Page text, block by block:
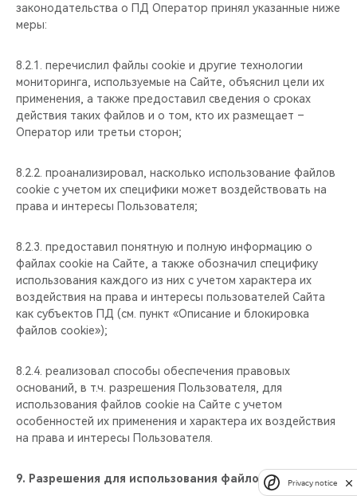
законодательства о ПД Оператор принял указанные ниже
меры:
8.2.1. перечислил файлы cookie и другие технологии
мониторинга, используемые на Сайте, объяснил цели их
применения, а также предоставил сведения о сроках
действия таких файлов и о том, кто их размещает –
Оператор или третьи сторон;
8.2.2. проанализировал, насколько использование файлов
cookie с учетом их специфики может воздействовать на
права и интересы Пользователя;
8.2.3. предоставил понятную и полную информацию о
файлах cookie на Сайте, а также обозначил специфику
использования каждого из них с учетом характера их
воздействия на права и интересы пользователей Сайта
как субъектов ПД (см. пункт «Описание и блокировка
файлов cookie»);
8.2.4. реализовал способы обеспечения правовых
оснований, в т.ч. разрешения Пользователя, для
использования файлов cookie на Сайте с учетом
особенностей их применения и характера их воздействия
на права и интересы Пользователя.
9. Разрешения для использования файлов cookiePrivacy notice